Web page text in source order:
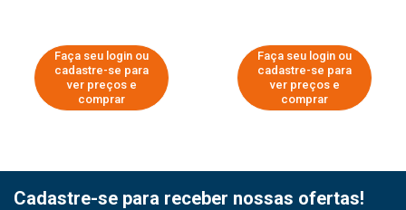
Faça seu login ou
cadastre-se para
ver preços e
comprar
Faça seu login ou
cadastre-se para
ver preços e
comprar
Cadastre-se para receber nossas ofertas!